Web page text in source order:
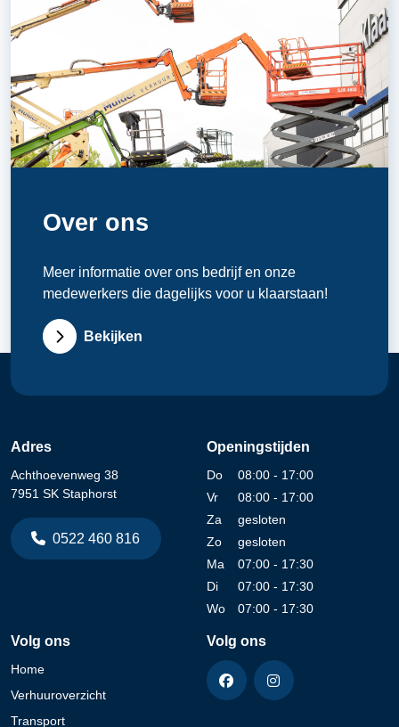
Over ons
Meer informatie over ons bedrijf en onze
medewerkers die dagelijks voor u klaarstaan!
Bekijken
Adres
Achthoevenweg 38
7951 SK Staphorst
0522 460 816
Openingstijden
Do
08:00 - 17:00
Vr
08:00 - 17:00
Za
gesloten
Zo
gesloten
Ma
07:00 - 17:30
Di
07:00 - 17:30
Wo
07:00 - 17:30
Volg ons
Home
Verhuuroverzicht
Transport
Volg ons